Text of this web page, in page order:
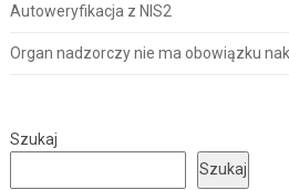
Autoweryfikacja z NIS2
Organ nadzorczy nie ma obowiązku
Szukaj
Szukaj